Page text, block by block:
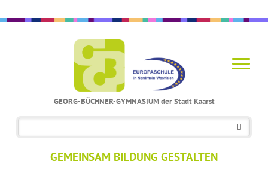
GEORG-BÜCHNER-GYMNASIUM der Stadt Kaarst
GEMEINSAM BILDUNG GESTALTEN